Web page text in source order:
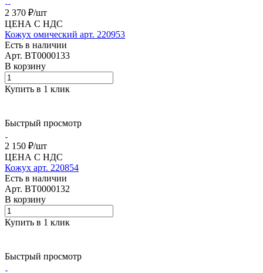
2 370 ₽/шт
ЦЕНА С НДС
Кожух омический арт. 220953
Есть в наличии
Арт. BT0000133
В корзину
Купить в 1 клик
Быстрый просмотр
2 150 ₽/шт
ЦЕНА С НДС
Кожух арт. 220854
Есть в наличии
Арт. BT0000132
В корзину
Купить в 1 клик
Быстрый просмотр